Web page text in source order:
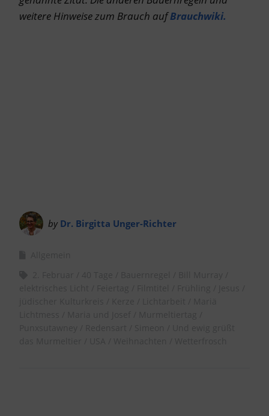
weitere Hinweise zum Brauch aufBrauchwiki.
by Dr. Birgitta Unger-Richter